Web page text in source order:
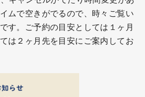
ムで空きがでるので、時々ご覧い
す。ご予約の目安としては１ヶ月
は２ヶ月先を目安にご案内してお